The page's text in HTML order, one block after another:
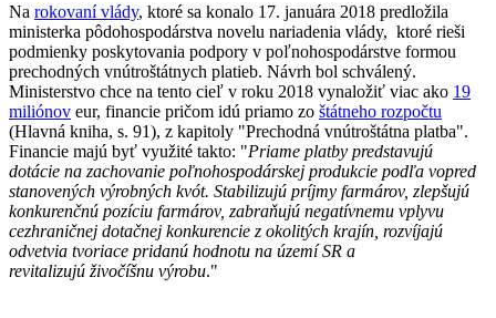
Na rokovaní vlády, ktoré sa konalo 17. januára 2018 predložila
ministerka pôdohospodárstva novelu nariadenia vlády, ktoré rieši
podmienky poskytovania podpory v poľnohospodárstve formou
prechodných vnútroštátnych platieb. Návrh bol schválený.
Ministerstvo chce na tento cieľ v roku 2018 vynaložiť viac ako 19
miliónov eur, financie pričom idú priamo zo štátneho rozpočtu
(Hlavná kniha, s. 91), z kapitoly "Prechodná vnútroštátna platba".
Financie majú byť využité takto: "Priame platby predstavujú
dotácie na zachovanie poľnohospodárskej produkcie podľa vopred
stanovených výrobných kvót. Stabilizujú príjmy farmárov, zlepšujú
konkurenčnú pozíciu farmárov, zabraňujú negatívnemu vplyvu
cezhraničnej dotačnej konkurencie z okolitých krajín, rozvíjajú
odvetvia tvoriace pridanú hodnotu na území SR a
revitalizujú živočíšnu výrobu."